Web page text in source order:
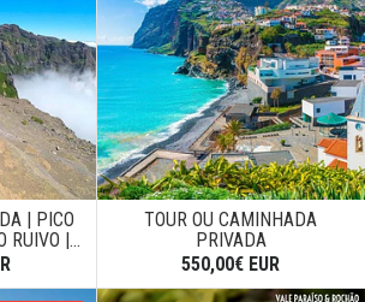
| PICO
RUIVO |...
TOUR OU CAMINHADA
PRIVADA
550,00€ EUR